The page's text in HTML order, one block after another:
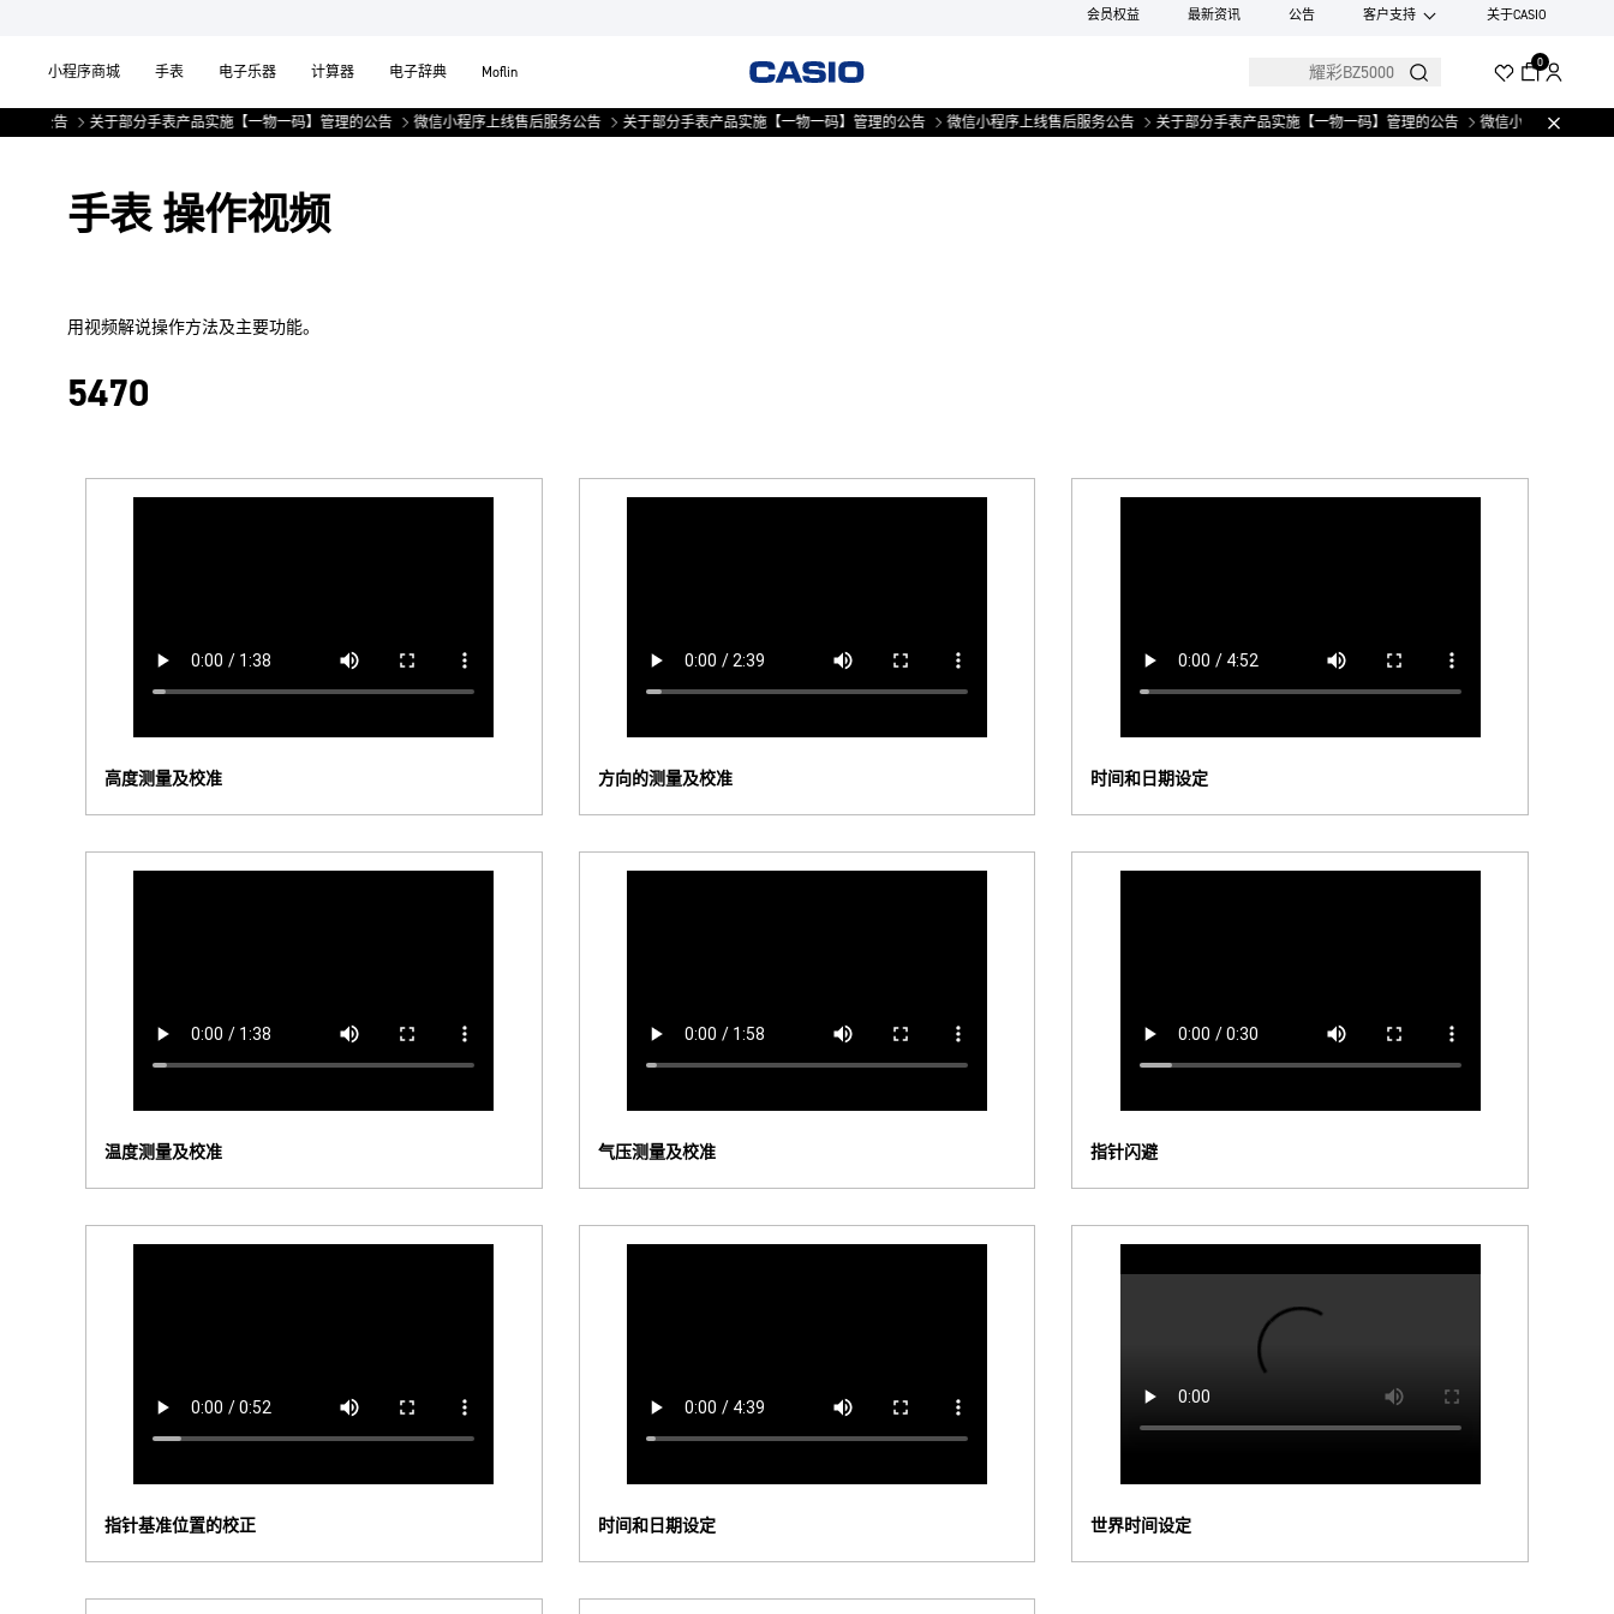
会员权益 最新资讯 公告 客户支持 关于CASIO
小程序商城 手表 电子乐器 计算器 电子辞典 Moflin
0
务公告 关于部分手表产品实施【一物一码】管理的公告 微信小程序上线售后服务公告 关于部分手表产品实施【一物一码】管理的公告 微信小程序上线售后服务公告 关于部分手表产品实施【一物一码】管理的公告 微信小程序上线售后
手表 操作视频
用视频解说操作方法及主要功能。
5470
高度测量及校准 方向的测量及校准 时间和日期设定
温度测量及校准 气压测量及校准 指针闪避
指针基准位置的校正 时间和日期设定 世界时间设定